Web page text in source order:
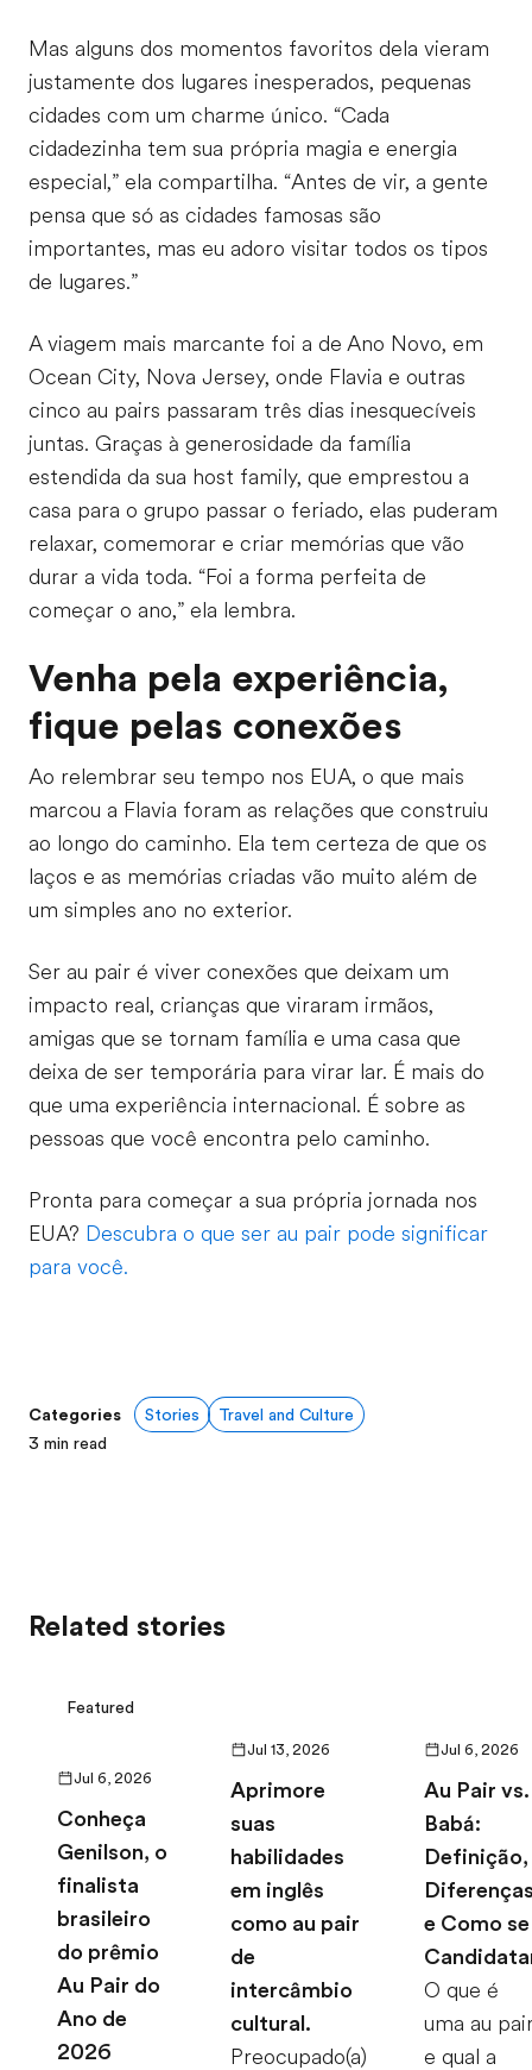
Mas alguns dos momentos favoritos dela vieram
justamente dos lugares inesperados, pequenas
cidades com um charme único. “Cada
cidadezinha tem sua própria magia e energia
especial,” ela compartilha. “Antes de vir, a gente
pensa que só as cidades famosas são
importantes, mas eu adoro visitar todos os tipos
de lugares.”
A viagem mais marcante foi a de Ano Novo, em
Ocean City, Nova Jersey, onde Flavia e outras
cinco au pairs passaram três dias inesquecíveis
juntas. Graças à generosidade da família
estendida da sua host family, que emprestou a
casa para o grupo passar o feriado, elas puderam
relaxar, comemorar e criar memórias que vão
durar a vida toda. “Foi a forma perfeita de
começar o ano,” ela lembra.
Venha pela experiência,
fique pelas conexões
Ao relembrar seu tempo nos EUA, o que mais
marcou a Flavia foram as relações que construiu
ao longo do caminho. Ela tem certeza de que os
laços e as memórias criadas vão muito além de
um simples ano no exterior.
Ser au pair é viver conexões que deixam um
impacto real, crianças que viraram irmãos,
amigas que se tornam família e uma casa que
deixa de ser temporária para virar lar. É mais do
que uma experiência internacional. É sobre as
pessoas que você encontra pelo caminho.
Pronta para começar a sua própria jornada nos
EUA? Descubra o que ser au pair pode significar
para você.
Categories Stories
Travel and Culture
3 min read
Related stories
Featured
Jul 6, 2026
Conheça
Genilson, o
finalista
brasileiro
do prêmio
Au Pair do
Ano de
2026
Jul 13, 2026
Aprimore
suas
habilidades
em inglês
como au pair
de
intercâmbio
cultural.
Preocupado(a)
Jul 6, 2026
Au Pair vs.
Babá:
Definição,
e Como se
O que é
uma au
e qual a